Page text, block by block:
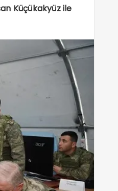
Küçükakyüz ile